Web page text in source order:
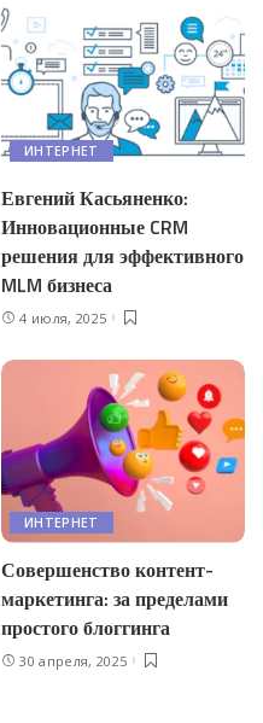
ИНТЕРНЕТ
Евгений Касьяненко:
Инновационные CRM
решения для эффективного
MLM бизнеса
4 июля, 2025
ИНТЕРНЕТ
Совершенство контент-
маркетинга: за пределами
простого блоггинга
30 апреля, 2025